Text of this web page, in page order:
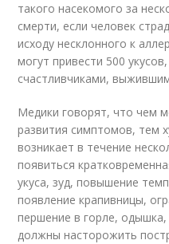
такого насекомого за
смерти, если человек
исходу несклонного к
могут привести 500
счастливчиками,
Медики говорят, что чем
развития симптомов, тем
возникает в течение
появиться
укуса, зуд, повышение
появление крапивницы,
першение в горле,
должны насторожить